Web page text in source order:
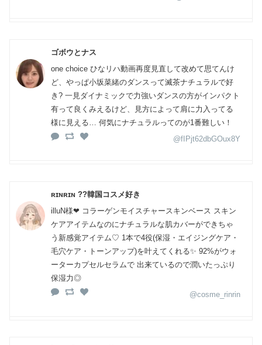
ゴボウとナス
one choice ひなリハ動画再度見直して改めて思てんけ
ど、やっぱ小坂菜緒のダンスって滅茶ナチュラルで好
き? 一見ダイナミックで力強いダンスの方がインパクト
有って良くみえるけど、見方によって肩に力入ってる
様に見える… 何気にナチュラルってのが1番難しい！
@fIPjt62dbGOux8Y
ʀɪɴʀɪɴ ??韓国コスメ好き
illuN様❤︎ コラーゲンモイスチャースキンベース スキン
ケアアイテムなのにナチュラルな肌カバーができちゃ
う新感覚アイテム♡ 1本で4役(保湿・エイジングケア・
毛穴ケア・トーンアップ)を叶えてくれる✨ 92%がウォ
ーターカプセルセラムで 出来ているので潤いたっぷり
保湿力◎
@cosme_rinrin